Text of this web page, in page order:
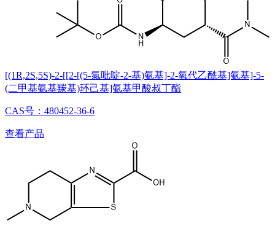
[(1R,2S,5S)-2-[[2-[(5-氯吡啶-2-基)氨基]-2-氧代乙酰基]氨基]-5-
(二甲基氨基羰基)环己基]氨基甲酸叔丁酯
CAS号：480452-36-6
查看产品